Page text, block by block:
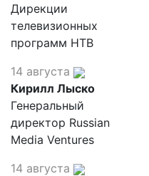
Дирекции
телевизионных
программ НТВ
14 августа
Кирилл Лыско
Генеральный
директор Russian
Media Ventures
14 августа